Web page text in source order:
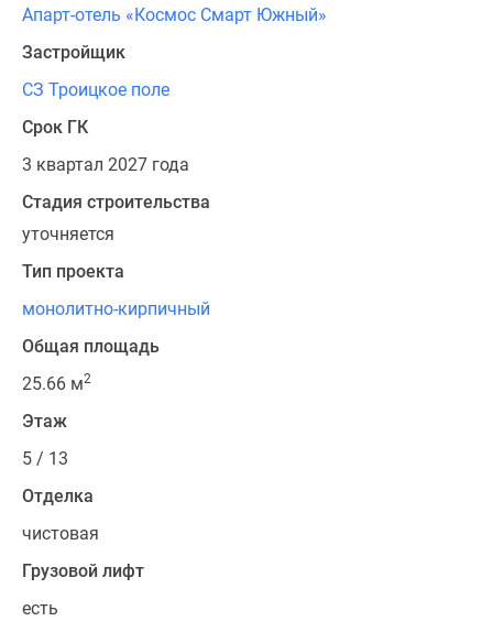
Апарт-отель «Космос Смарт Южный»
Застройщик
СЗ Троицкое поле
Срок ГК
3 квартал 2027 года
Стадия строительства
уточняется
Тип проекта
монолитно-кирпичный
Общая площадь
25.66 м2
Этаж
5 / 13
Отделка
чистовая
Грузовой лифт
есть